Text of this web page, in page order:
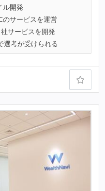
ル開発
のサービスを運営
社サービスを開発
選考が受けられる